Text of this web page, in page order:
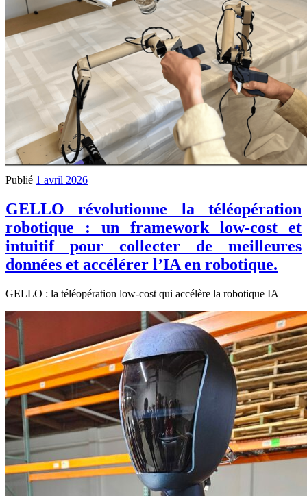
Publié 1 avril 2026
GELLO révolutionne la téléopération
robotique : un framework low-cost et
intuitif pour collecter de meilleures
données et accélérer l’IA en robotique.
GELLO : la téléopération low-cost qui accélère la robotique IA